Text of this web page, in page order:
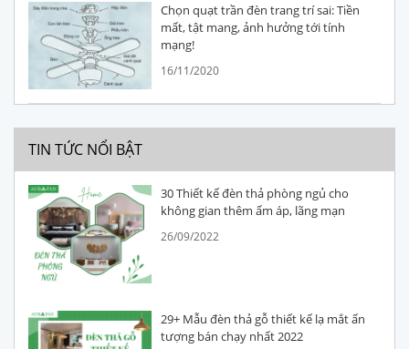
Chọn quạt trần đèn trang trí sai: Tiền
mất, tật mang, ảnh hưởng tới tính
mạng!
16/11/2020
TIN TỨC NỔI BẬT
30 Thiết kế đèn thả phòng ngủ cho
không gian thêm ấm áp, lãng mạn
26/09/2022
29+ Mẫu đèn thả gỗ thiết kế lạ mắt ấn
tượng bán chạy nhất 2022